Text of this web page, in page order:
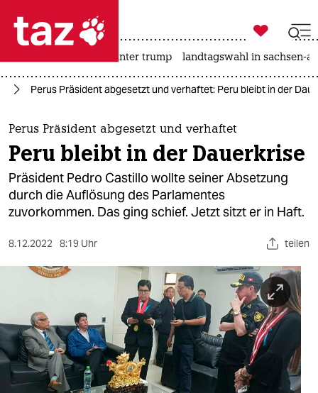
 taz zahl ich
taz zahl ich
themen
politik
öko
berlin
nord
wahrheit

taz zahl ich
usa unter trump landtagswahl in sachsen-
Perus Präsident abgesetzt und verhaftet: Peru bleibt in der
Perus Präsident abgesetzt und verhaftet
Peru bleibt in der Dauerkrise
Präsident Pedro Castillo wollte seiner Absetzung
durch die Auflösung des Parlamentes
zuvorkommen. Das ging schief. Jetzt sitzt er in Haft.
8.12.2022 8:19 Uhr teilen